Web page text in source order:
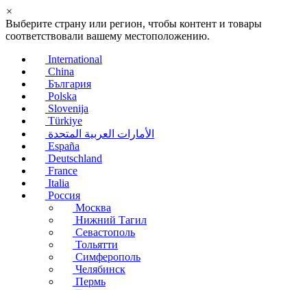
×
Выберите страну или регион, чтобы контент и товары
соответствовали вашему местоположению.
International
China
България
Polska
Slovenija
Türkiye
الأمارات العربية المتحدة
España
Deutschland
France
Italia
Россия
Москва
Нижний Тагил
Севастополь
Тольятти
Симферополь
Челябинск
Пермь